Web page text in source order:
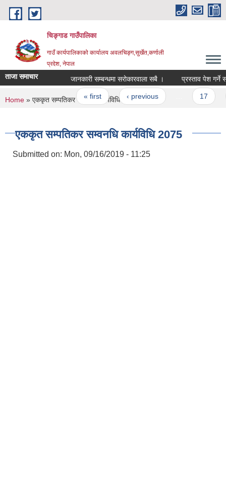
Skip to main content
चिङ्गाड गाउँपालिका
गाउँ कार्यपालिकाको कार्यालय अवलचिङ्ग,सुर्खेत,कर्णाली
प्रदेश, नेपाल
ताजा समाचार जानकारी सम्बन्धमा सरोकारवाला सबै । प्रस्ताव पेश गर्ने
Pages
« first ‹ previous
You are here
Home » एककृत सम्पतिकर सम्वनधि कार्यविधि 2075
एककृत सम्पतिकर सम्वनधि कार्यविधि 2075
Submitted on: Mon, 09/16/2019 - 11:25